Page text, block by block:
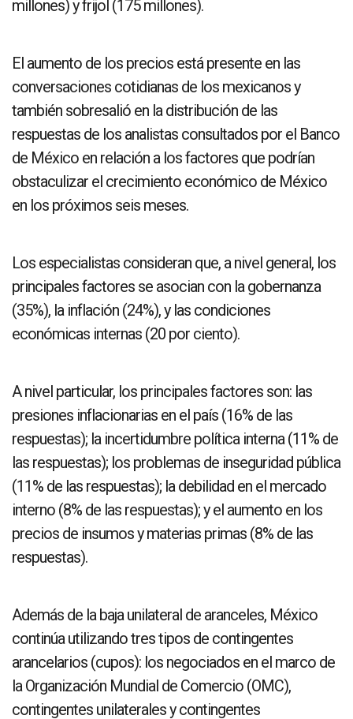
millones) y frijol (175 millones).
El aumento de los precios está presente en las
conversaciones cotidianas de los mexicanos y
también sobresalió en la distribución de las
respuestas de los analistas consultados por el Banco
de México en relación a los factores que podrían
obstaculizar el crecimiento económico de México
en los próximos seis meses.
Los especialistas consideran que, a nivel general, los
principales factores se asocian con la gobernanza
(35%), la inflación (24%), y las condiciones
económicas internas (20 por ciento).
A nivel particular, los principales factores son: las
presiones inflacionarias en el país (16% de las
respuestas); la incertidumbre política interna (11% de
las respuestas); los problemas de inseguridad pública
(11% de las respuestas); la debilidad en el mercado
interno (8% de las respuestas); y el aumento en los
precios de insumos y materias primas (8% de las
respuestas).
Además de la baja unilateral de aranceles, México
continúa utilizando tres tipos de contingentes
arancelarios (cupos): los negociados en el marco de
la Organización Mundial de Comercio (OMC),
contingentes unilaterales y contingentes